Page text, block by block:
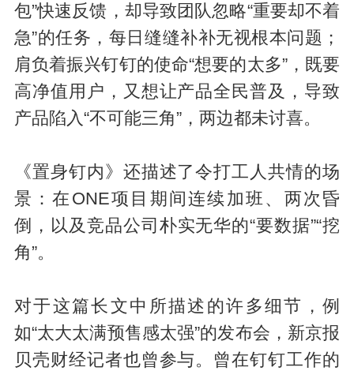
包”快速反馈，却导致团队忽略“重要却不着
急”的任务，每日缝缝补补无视根本问题；
肩负着振兴钉钉的使命“想要的太多”，既要
高净值用户，又想让产品全民普及，导致
产品陷入“不可能三角”，两边都未讨喜。
《置身钉内》还描述了令打工人共情的场
景：在ONE项目期间连续加班、两次昏
倒，以及竞品公司朴实无华的“要数据”“挖
角”。
对于这篇长文中所描述的许多细节，例
如“太大太满预售感太强”的发布会，新京报
贝壳财经记者也曾参与。曾在钉钉工作的